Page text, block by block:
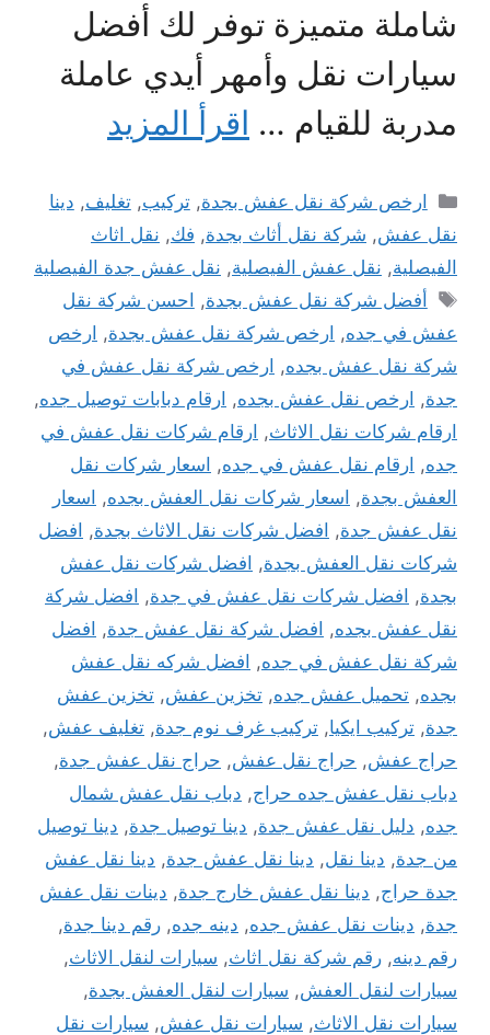
شاملة متميزة توفر لك أفضل
سيارات نقل وأمهر أيدي عاملة
مدربة للقيام … اقرأ المزيد
التصنيفات
ارخص شركة نقل عفش بجدة,تركيب,تغليف, دينا
نقل عفش, شركة نقل أثاث بجدة, فك, نقل اثاث
الفيصلية, نقل عفش الفيصلية, نقل عفش جدة الفيصلية
الوسوم
أفضل شركة نقل عفش بجدة, احسن شركة نقل
عفش في جده, ارخص شركة نقل عفش بجدة, ارخص
شركة نقل عفش بجده, ارخص شركة نقل عفش في
جدة, ارخص نقل عفش بجده, ارقام دبابات توصيل جده,
ارقام شركات نقل الاثاث, ارقام شركات نقل عفش في
جده, ارقام نقل عفش في جده, اسعار شركات نقل
العفش بجدة, اسعار شركات نقل العفش بجده, اسعار
نقل عفش جدة, افضل شركات نقل الاثاث بجدة, افضل
شركات نقل العفش بجدة, افضل شركات نقل عفش
بجدة, افضل شركات نقل عفش في جدة, افضل شركة
نقل عفش بجده, افضل شركة نقل عفش جدة, افضل
شركة نقل عفش في جده, افضل شركه نقل عفش
بجده, تحميل عفش جده, تخزين عفش, تخزين عفش
جدة, تركيب ايكيا, تركيب غرف نوم جدة, تغليف عفش,
حراج عفش, حراج نقل عفش, حراج نقل عفش جدة,
دباب نقل عفش جده حراج, دباب نقل عفش شمال
جده, دليل نقل عفش جدة, دينا توصيل جدة, دينا توصيل
من جدة, دينا نقل, دينا نقل عفش جدة, دينا نقل عفش
جدة حراج, دينا نقل عفش خارج جدة, دينات نقل عفش
جدة, دينات نقل عفش جده, دينه جده, رقم دينا جدة,
رقم دينه, رقم شركة نقل اثاث, سيارات لنقل الاثاث,
سيارات لنقل العفش, سيارات لنقل العفش بجدة,
سيارات نقل الاثاث, سيارات نقل عفش, سيارات نقل